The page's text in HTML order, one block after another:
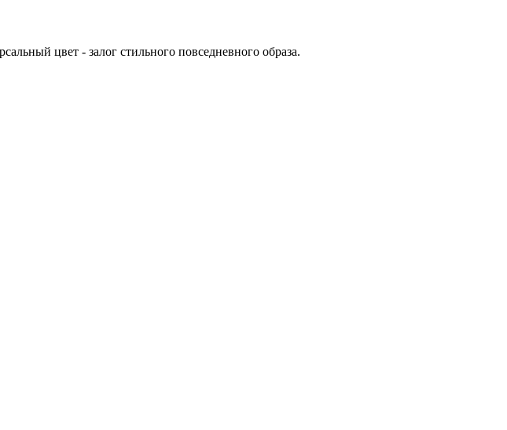
цвет - залог стильного повседневного образа.